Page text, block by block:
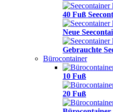
40 Fuß
Neue
Gebrauchte
Bürocontainer
10 Fuß
20 Fuß